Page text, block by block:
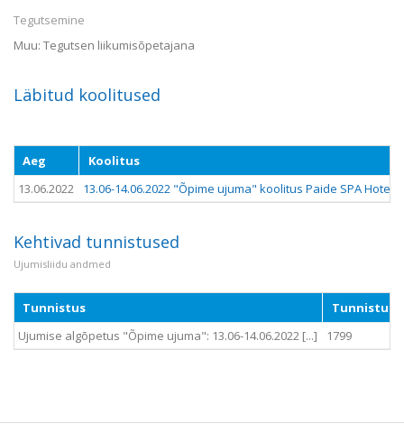
Tegutsemine
Muu: Tegutsen liikumisõpetajana
Läbitud koolitused
Aeg
Koolitus
13.06.2022
13.06-14.06.2022 "Õpime ujuma" koolitus Paide SPA Hotellis
Kehtivad tunnistused
Ujumisliidu andmed
Tunnistus
Ujumise algõpetus "Õpime ujuma": 13.06-14.06.2022 [...]
1799